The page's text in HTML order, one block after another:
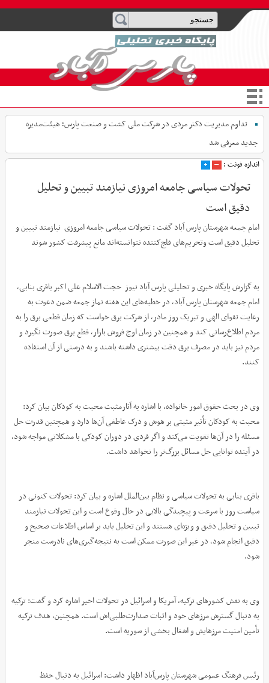
تداوم مدیریت دکتر مردی در شرکت ملی کشت و صنعت پارس؛ هیئت‌مدیره
جدید معرفی شد
اندازه فونت : –
+
تحولات سیاسی جامعه امروزی نیازمند تبیین و تحلیل
دقیق است
امام جمعه شهرستان پارس آباد گفت : تحولات سیاسی جامعه امروزی نیازمند تبیین و
تحلیل دقیق است وتحریم‌های فلج‌کننده نتوانسته‌اند مانع پیشرفت کشور شوند
به گزارش پایگاه خبری و تحلیلی پارس آباد نیوز حجت الاسلام علی اکبر باقری بنابی،
امام جمعه شهرستان پارس آباد، در خطبه‌های این هفته نماز جمعه ضمن دعوت به
رعایت تقوای الهی و تبریک روز مادر، از شرکت برق خواست که زمان قطعی برق را به
مردم اطلاع‌رسانی کند و همچنین در زمان اوج فروش بازار، قطع برق صورت نگیرد و
مردم نیز باید در مصرف برق دقت بیشتری داشته باشند و به درستی از آن استفاده
کنند.
وی در بحث حقوق امور خانواده، با اشاره به آثارمثبت محبت به کودکان بیان کرد:
محبت به کودکان تأثیر مثبتی بر هوش و درک عاطفی آن‌ها دارد و همچنین قدرت حل
مسئله را در آن‌ها تقویت می‌کند و اگر فردی در دوران کودکی با مشکلاتی مواجه شود،
در آینده توانایی حل مسائل بزرگ‌تر را نخواهد داشت.
باقری بنابی به تحولات سیاسی و نظام بین‌الملل اشاره و بیان کرد: تحولات کنونی در
سیاست روز با سرعت و پیچیدگی بالایی در حال وقوع است و این تحولات نیازمند
تبیین و تحلیل دقیق و ویژه‌ای هستند و این تحلیل باید بر اساس اطلاعات صحیح و
دقیق انجام شود، در غیر این صورت ممکن است به نتیجه‌گیری‌های نادرست منجر
شود.
وی به نقش کشورهای ترکیه، آمریکا و اسرائیل در تحولات اخیر اشاره کرد و گفت: ترکیه
به دنبال گسترش مرزهای خود و اثبات صدارت‌طلبی‌اش است. همچنین، هدف ترکیه
تأمین امنیت مرزهایش و اشغال بخشی از سوریه است.
رئیس فرهنگ عمومی شهرستان پارس‌آباد اظهار داشت: اسرائیل به دنبال حفظ